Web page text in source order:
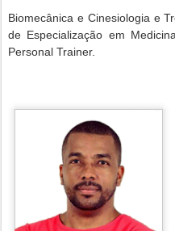
Biomecânica e Cinesiologia e
de Especialização em
Personal Trainer.